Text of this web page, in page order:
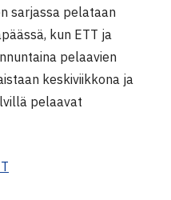
sarjassa pelataan
kun ETT ja
pelaavien
keskiviikkona ja
pelaavat